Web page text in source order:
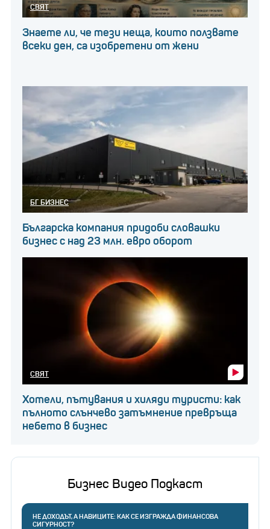
СВЯТ
Знаете ли, че тези неща, които ползвате
всеки ден, са изобретени от жени
БГ БИЗНЕС
Българска компания придоби словашки
бизнес с над 23 млн. евро оборот
СВЯТ
Хотели, пътувания и хиляди туристи: как
пълното слънчево затъмнение превръща
небето в бизнес
Бизнес Видео Подкаст
НЕ ДОХОДЪТ, А НАВИЦИТЕ: КАК СЕ ИЗГРАЖДА ФИНАНСОВА
СИГУРНОСТ?